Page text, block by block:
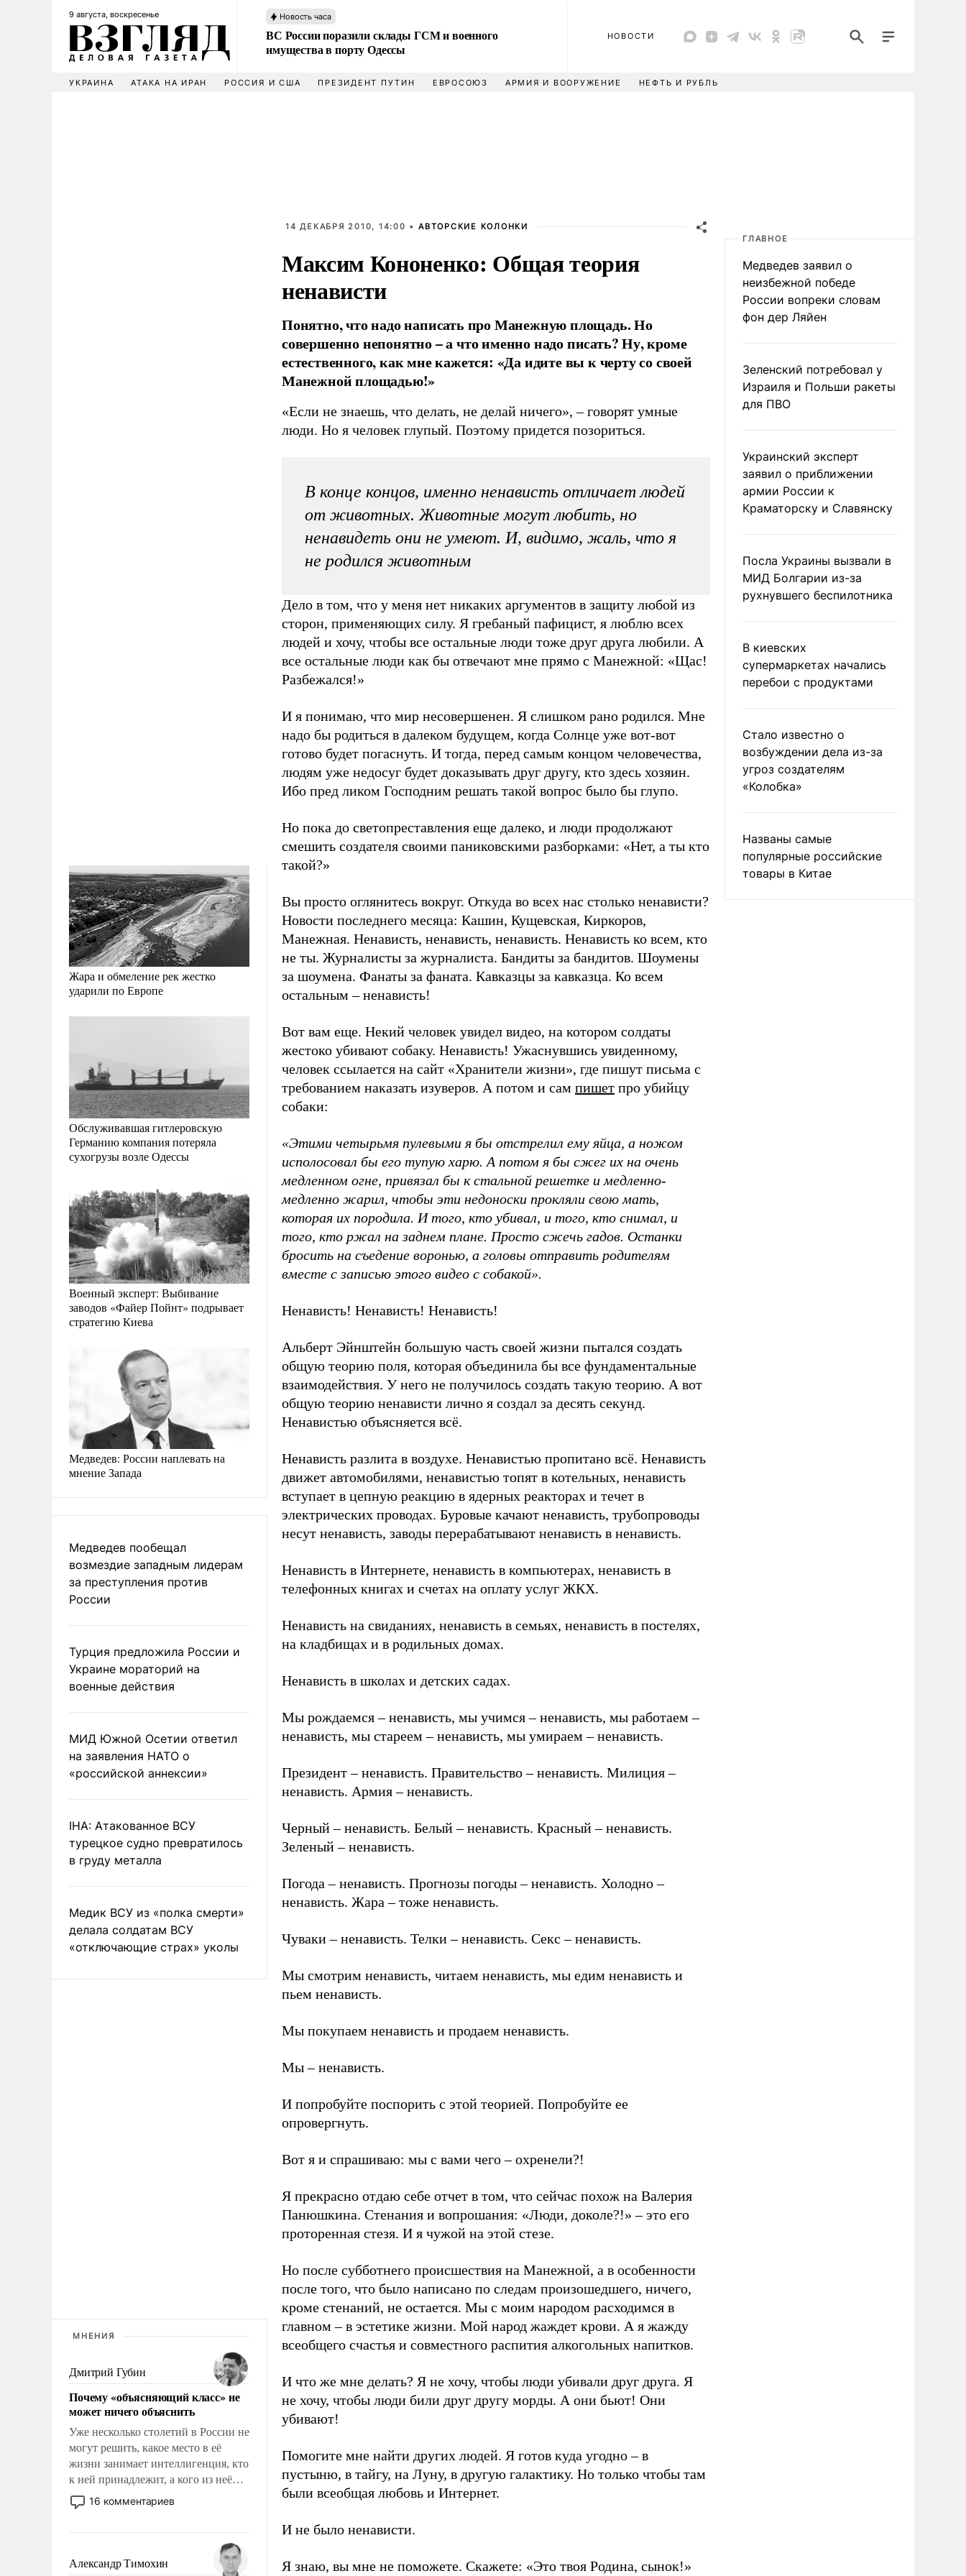
9 августа, воскресенье Новость часа
ВС России поразили склады ГСМ и военного
имущества в порту Одессы
НОВОСТИ
УКРАИНА АТАКА НА ИРАН РОССИЯ И США ПРЕЗИДЕНТ ПУТИН ЕВРОСОЮЗ АРМИЯ И ВООРУЖЕНИЕ НЕФТЬ И РУБЛЬ
Жара и обмеление рек жестко
ударили по Европе
Обслуживавшая гитлеровскую
Германию компания потеряла
сухогрузы возле Одессы
Военный эксперт: Выбивание
заводов «Файер Пойнт» подрывает
стратегию Киева
Медведев: России наплевать на
мнение Запада
Медведев пообещал
возмездие западным лидерам
за преступления против
России
Турция предложила России и
Украине мораторий на
военные действия
МИД Южной Осетии ответил
на заявления НАТО о
«российской аннексии»
IHA: Атакованное ВСУ
турецкое судно превратилось
в груду металла
Медик ВСУ из «полка смерти»
делала солдатам ВСУ
«отключающие страх» уколы
МНЕНИЯ
Дмитрий Губин
Почему «объясняющий класс» не
может ничего объяснить
Уже несколько столетий в России не
могут решить, какое место в её
жизни занимает интеллигенция, кто
к ней принадлежит, а кого из неё
исключили с правом
восстановления и без оного. И чем
казалось, что эти вопросы решены
16 комментариев
Александр Тимохин
14 ДЕКАБРЯ 2010, 14:00 • АВТОРСКИЕ КОЛОНКИ
Максим Кононенко: Общая теория
ненависти
Понятно, что надо написать про Манежную площадь. Но
совершенно непонятно – а что именно надо писать? Ну, кроме
естественного, как мне кажется: «Да идите вы к черту со своей
Манежной площадью!»
«Если не знаешь, что делать, не делай ничего», – говорят умные
люди. Но я человек глупый. Поэтому придется позориться.
В конце концов, именно ненависть отличает людей
от животных. Животные могут любить, но
ненавидеть они не умеют. И, видимо, жаль, что я
не родился животным
Дело в том, что у меня нет никаких аргументов в защиту любой из
сторон, применяющих силу. Я гребаный пафицист, я люблю всех
людей и хочу, чтобы все остальные люди тоже друг друга любили. А
все остальные люди как бы отвечают мне прямо с Манежной: «Щас!
Разбежался!»
И я понимаю, что мир несовершенен. Я слишком рано родился. Мне
надо бы родиться в далеком будущем, когда Солнце уже вот-вот
готово будет погаснуть. И тогда, перед самым концом человечества,
людям уже недосуг будет доказывать друг другу, кто здесь хозяин.
Ибо пред ликом Господним решать такой вопрос было бы глупо.
Но пока до светопреставления еще далеко, и люди продолжают
смешить создателя своими паниковскими разборками: «Нет, а ты кто
такой?»
Вы просто оглянитесь вокруг. Откуда во всех нас столько ненависти?
Новости последнего месяца: Кашин, Кущевская, Киркоров,
Манежная. Ненависть, ненависть, ненависть. Ненависть ко всем, кто
не ты. Журналисты за журналиста. Бандиты за бандитов. Шоумены
за шоумена. Фанаты за фаната. Кавказцы за кавказца. Ко всем
остальным – ненависть!
Вот вам еще. Некий человек увидел видео, на котором солдаты
жестоко убивают собаку. Ненависть! Ужаснувшись увиденному,
человек ссылается на сайт «Хранители жизни», где пишут письма с
требованием наказать изуверов. А потом и сам пишет про убийцу
собаки:
«Этими четырьмя пулевыми я бы отстрелил ему яйца, а ножом
исполосовал бы его тупую харю. А потом я бы сжег их на очень
медленном огне, привязал бы к стальной решетке и медленно-
медленно жарил, чтобы эти недоноски прокляли свою мать,
которая их породила. И того, кто убивал, и того, кто снимал, и
того, кто ржал на заднем плане. Просто сжечь гадов. Останки
бросить на съедение воронью, а головы отправить родителям
вместе с записью этого видео с собакой».
Ненависть! Ненависть! Ненависть!
Альберт Эйнштейн большую часть своей жизни пытался создать
общую теорию поля, которая объединила бы все фундаментальные
взаимодействия. У него не получилось создать такую теорию. А вот
общую теорию ненависти лично я создал за десять секунд.
Ненавистью объясняется всё.
Ненависть разлита в воздухе. Ненавистью пропитано всё. Ненависть
движет автомобилями, ненавистью топят в котельных, ненависть
вступает в цепную реакцию в ядерных реакторах и течет в
электрических проводах. Буровые качают ненависть, трубопроводы
несут ненависть, заводы перерабатывают ненависть в ненависть.
Ненависть в Интернете, ненависть в компьютерах, ненависть в
телефонных книгах и счетах на оплату услуг ЖКХ.
Ненависть на свиданиях, ненависть в семьях, ненависть в постелях,
на кладбищах и в родильных домах.
Ненависть в школах и детских садах.
Мы рождаемся – ненависть, мы учимся – ненависть, мы работаем –
ненависть, мы стареем – ненависть, мы умираем – ненависть.
Президент – ненависть. Правительство – ненависть. Милиция –
ненависть. Армия – ненависть.
Черный – ненависть. Белый – ненависть. Красный – ненависть.
Зеленый – ненависть.
Погода – ненависть. Прогнозы погоды – ненависть. Холодно –
ненависть. Жара – тоже ненависть.
Чуваки – ненависть. Телки – ненависть. Секс – ненависть.
Мы смотрим ненависть, читаем ненависть, мы едим ненависть и
пьем ненависть.
Мы покупаем ненависть и продаем ненависть.
Мы – ненависть.
И попробуйте поспорить с этой теорией. Попробуйте ее
опровергнуть.
Вот я и спрашиваю: мы с вами чего – охренели?!
Я прекрасно отдаю себе отчет в том, что сейчас похож на Валерия
Панюшкина. Стенания и вопрошания: «Люди, доколе?!» – это его
проторенная стезя. И я чужой на этой стезе.
Но после субботнего происшествия на Манежной, а в особенности
после того, что было написано по следам произошедшего, ничего,
кроме стенаний, не остается. Мы с моим народом расходимся в
главном – в эстетике жизни. Мой народ жаждет крови. А я жажду
всеобщего счастья и совместного распития алкогольных напитков.
И что же мне делать? Я не хочу, чтобы люди убивали друг друга. Я
не хочу, чтобы люди били друг другу морды. А они бьют! Они
убивают!
Помогите мне найти других людей. Я готов куда угодно – в
пустыню, в тайгу, на Луну, в другую галактику. Но только чтобы там
были всеобщая любовь и Интернет.
И не было ненависти.
Я знаю, вы мне не поможете. Скажете: «Это твоя Родина, сынок!»
ГЛАВНОЕ
Медведев заявил о
неизбежной победе
России вопреки словам
фон дер Ляйен
Зеленский потребовал у
Израиля и Польши ракеты
для ПВО
Украинский эксперт
заявил о приближении
армии России к
Краматорску и Славянску
Посла Украины вызвали в
МИД Болгарии из-за
рухнувшего беспилотника
В киевских
супермаркетах начались
перебои с продуктами
Стало известно о
возбуждении дела из-за
угроз создателям
«Колобка»
Названы самые
популярные российские
товары в Китае